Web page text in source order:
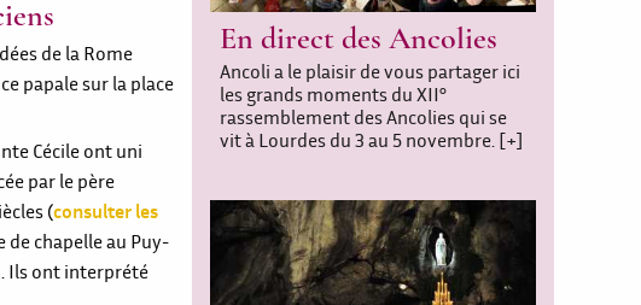
de la Rome
papale sur la place
Cécile ont uni
par le père
(consulter les
de chapelle au Puy-
Ils ont interprété
En direct des Ancolies
Ancoli a le plaisir de vous partager ici
les grands moments du XII°
rassemblement des Ancolies qui se
vit à Lourdes du 3 au 5 novembre. [+]